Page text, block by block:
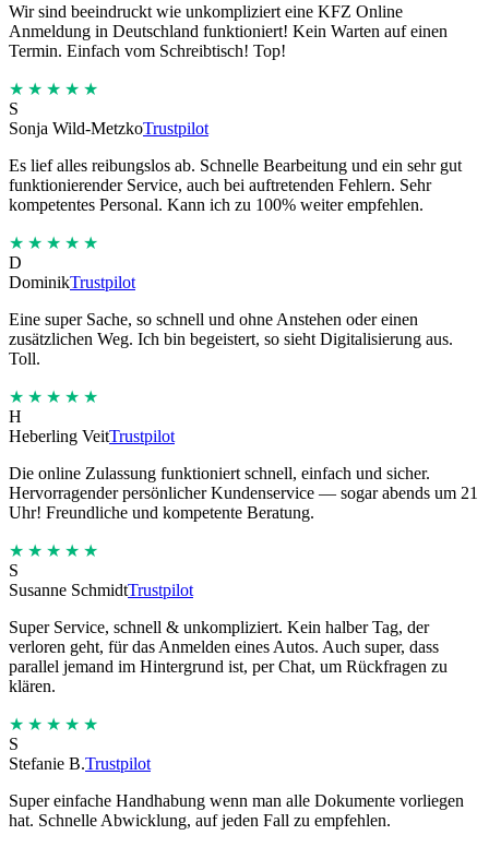
Wir sind beeindruckt wie unkompliziert eine KFZ Online
Anmeldung in Deutschland funktioniert! Kein Warten auf einen
Termin. Einfach vom Schreibtisch! Top!
★★★★★
S
Sonja Wild-MetzkoTrustpilot
Es lief alles reibungslos ab. Schnelle Bearbeitung und ein sehr gut
funktionierender Service, auch bei auftretenden Fehlern. Sehr
kompetentes Personal. Kann ich zu 100% weiter empfehlen.
★★★★★
D
DominikTrustpilot
Eine super Sache, so schnell und ohne Anstehen oder einen
zusätzlichen Weg. Ich bin begeistert, so sieht Digitalisierung aus.
Toll.
★★★★★
H
Heberling VeitTrustpilot
Die online Zulassung funktioniert schnell, einfach und sicher.
Hervorragender persönlicher Kundenservice — sogar abends um 21
Uhr! Freundliche und kompetente Beratung.
★★★★★
S
Susanne SchmidtTrustpilot
Super Service, schnell & unkompliziert. Kein halber Tag, der
verloren geht, für das Anmelden eines Autos. Auch super, dass
parallel jemand im Hintergrund ist, per Chat, um Rückfragen zu
klären.
★★★★★
S
Stefanie B.Trustpilot
Super einfache Handhabung wenn man alle Dokumente vorliegen
hat. Schnelle Abwicklung, auf jeden Fall zu empfehlen.